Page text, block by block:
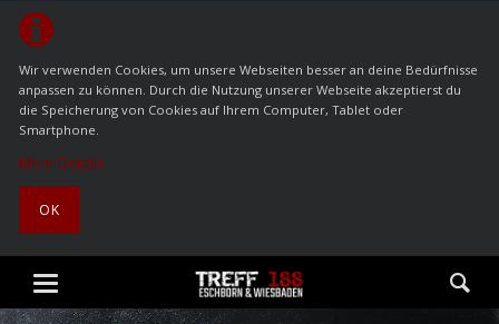
Wir verwenden Cookies, um unsere Webseiten besser an deine Bedürfnisse
anpassen zu können. Durch die Nutzung unserer Webseite akzeptierst du
die Speicherung von Cookies auf Ihrem Computer, Tablet oder
Smartphone.
Mehr Details
OK